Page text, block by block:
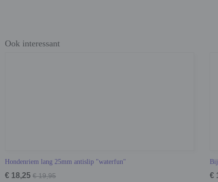
Ook interessant
Hondenriem lang 25mm antislip "waterfun"
€ 18,25 € 19,95 €